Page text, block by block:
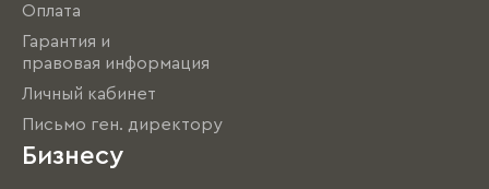
Оплата
Гарантия и
правовая информация
Личный кабинет
Письмо ген. директору
Бизнесу